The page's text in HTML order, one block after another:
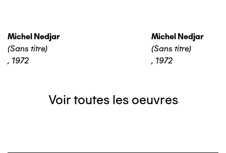
Michel Nedjar
(Sans titre)
, 1972
Michel Nedjar
(Sans titre)
, 1972
Voir toutes les oeuvres